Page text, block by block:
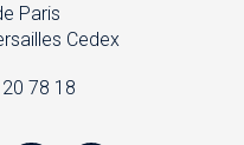
Paris
Cedex
78 18